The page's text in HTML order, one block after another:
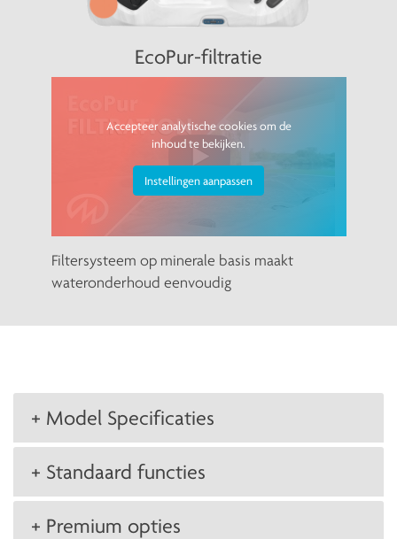
EcoPur-filtratie
Accepteer analytische cookies om de
inhoud te bekijken.
Instellingen aanpassen
Filtersysteem op minerale basis maakt
wateronderhoud eenvoudig
+ Model Specificaties
+ Standaard functies
+ Premium opties